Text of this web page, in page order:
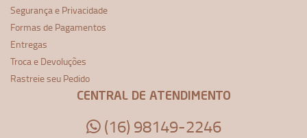
Segurança e Privacidade
Formas de Pagamentos
Entregas
Troca e Devoluções
Rastreie seu Pedido
CENTRAL DE ATENDIMENTO
(16) 98149-2246